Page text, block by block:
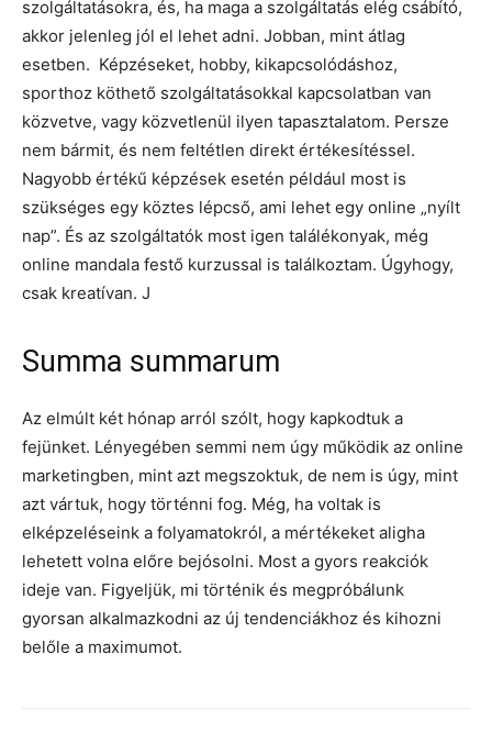
szolgáltatásokra, és, ha maga a szolgáltatás elég csábító,
akkor jelenleg jól el lehet adni. Jobban, mint átlag
esetben. Képzéseket, hobby, kikapcsolódáshoz,
sporthoz köthető szolgáltatásokkal kapcsolatban van
közvetve, vagy közvetlenül ilyen tapasztalatom. Persze
nem bármit, és nem feltétlen direkt értékesítéssel.
Nagyobb értékű képzések esetén például most is
szükséges egy köztes lépcső, ami lehet egy online „nyílt
nap”. És az szolgáltatók most igen találékonyak, még
online mandala festő kurzussal is találkoztam. Úgyhogy,
csak kreatívan. J
Summa summarum
Az elmúlt két hónap arról szólt, hogy kapkodtuk a
fejünket. Lényegében semmi nem úgy működik az online
marketingben, mint azt megszoktuk, de nem is úgy, mint
azt vártuk, hogy történni fog. Még, ha voltak is
elképzeléseink a folyamatokról, a mértékeket aligha
lehetett volna előre bejósolni. Most a gyors reakciók
ideje van. Figyeljük, mi történik és megpróbálunk
gyorsan alkalmazkodni az új tendenciákhoz és kihozni
belőle a maximumot.